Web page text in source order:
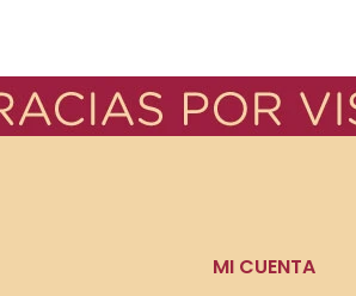
MI CUENTA